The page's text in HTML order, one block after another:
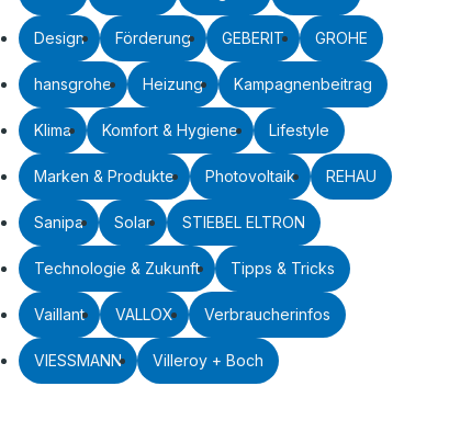
Design Förderung GEBERIT GROHE
hansgrohe Heizung Kampagnenbeitrag
Klima Komfort & Hygiene Lifestyle
Marken & Produkte Photovoltaik REHAU
Sanipa Solar STIEBEL ELTRON
Technologie & Zukunft Tipps & Tricks
Vaillant VALLOX Verbraucherinfos
VIESSMANN Villeroy + Boch